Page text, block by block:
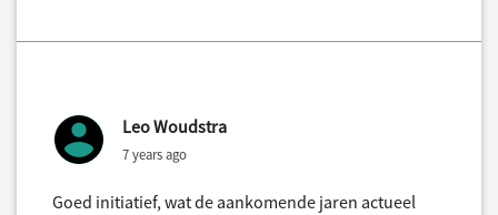
Leo Woudstra
7 years ago
Goed initiatief, wat de aankomende jaren actueel